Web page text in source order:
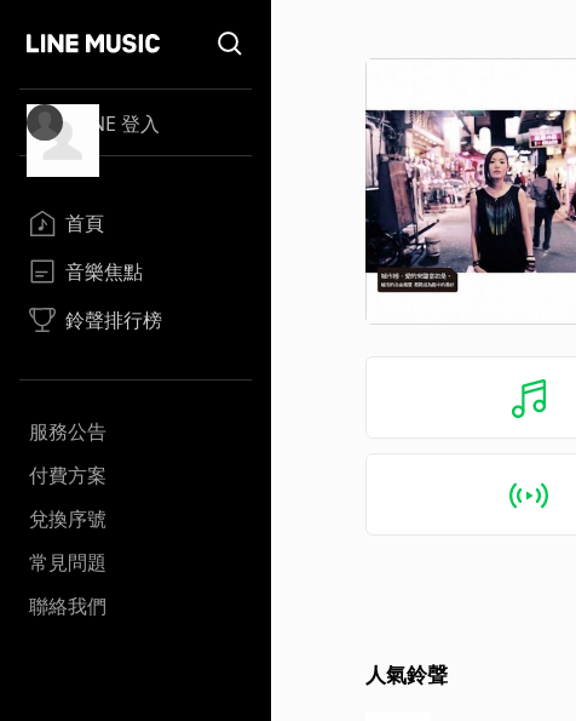
LINE 登入
首頁
音樂焦點
鈴聲排行榜
服務公告
付費方案
兌換序號
常見問題
聯絡我們
人氣鈴聲